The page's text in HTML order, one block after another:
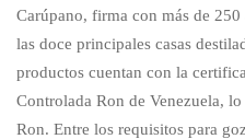
Carúpano, firma con más de
las doce principales casas
productos cuentan con la
Controlada Ron de Venezuela,
Ron. Entre los requisitos para